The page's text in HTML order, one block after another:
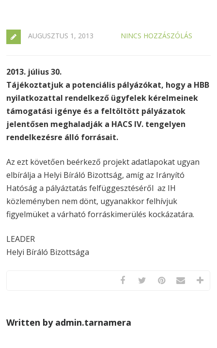
AUGUSZTUS 1, 2013 NINCS HOZZÁSZÓLÁS
2013. július 30.
Tájékoztatjuk a potenciális pályázókat, hogy a HBB
nyilatkozattal rendelkező ügyfelek kérelmeinek
támogatási igénye és a feltöltött pályázatok
jelentősen meghaladják a HACS IV. tengelyen
rendelkezésre álló forrásait.
Az ezt követően beérkező projekt adatlapokat ugyan
elbírálja a Helyi Bíráló Bizottság, amíg az Irányító
Hatóság a pályáztatás felfüggesztéséről az IH
közleményben nem dönt, ugyanakkor felhívjuk
figyelmüket a várható forráskimerülés kockázatára.
LEADER
Helyi Bíráló Bizottsága
Written by admin.tarnamera